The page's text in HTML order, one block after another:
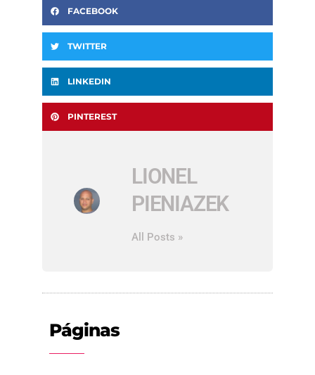
FACEBOOK
TWITTER
LINKEDIN
PINTEREST
LIONEL
PIENIAZEK
All Posts »
Páginas